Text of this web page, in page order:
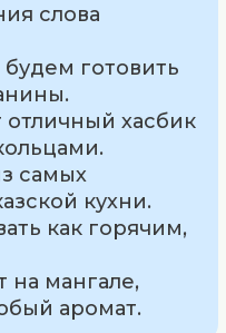
слова
готовить
хасбик
самых
кухни.
как горячим,
на мангале,
аромат.